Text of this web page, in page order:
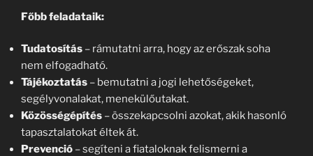
Főbb feladataik:
Tudatosítás – rámutatni arra, hogy az erőszak soha
nem elfogadható.
Tájékoztatás – bemutatni a jogi lehetőségeket,
segélyvonalakat, menekülőutakat.
Közösségépítés – összekapcsolni azokat, akik hasonló
tapasztalatokat éltek át.
Prevenció – segíteni a fiataloknak felismerni a